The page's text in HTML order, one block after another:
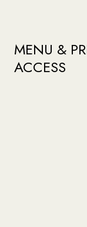
MENU &
ACCESS